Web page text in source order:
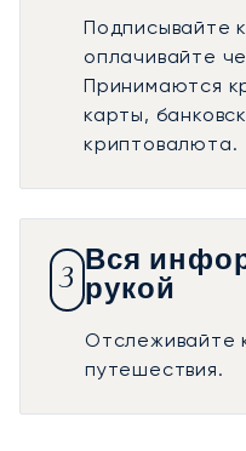
Подписывайте
оплачивайте
Принимаются
карты,
криптовалюта.
3
Вся
рукой
Отслеживайте
путешествия.